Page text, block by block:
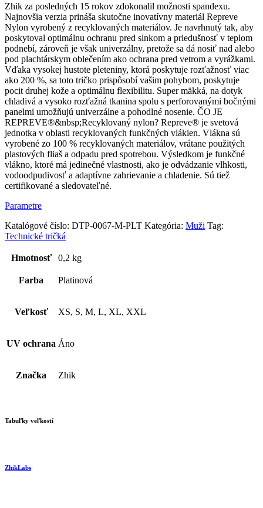
rukávom
platinová
Eco
Spandex
Zhik za posledných 15 rokov zdokonalil možnosti spandexu.
Najnovšia verzia prináša skutočne inovatívny materiál Repreve
Nylon vyrobený z recyklovaných materiálov. Je navrhnutý tak, aby
poskytoval optimálnu ochranu pred slnkom a priedušnosť v teplom
podnebí, zároveň je však univerzálny, pretože sa dá nosiť nad alebo
pod plachtárskym oblečením ako ochrana pred vetrom a vyrážkami.
Vďaka vysokej hustote pleteniny, ktorá poskytuje rozťažnosť viac
ako 200 %, sa toto tričko prispôsobí vašim pohybom, poskytuje
pocit druhej kože a optimálnu flexibilitu. Super mäkká, na dotyk
chladivá a vysoko rozťažná tkanina spolu s perforovanými bočnými
panelmi umožňujú univerzálne a pohodlné nosenie. ČO JE
REPREVE®&nbsp;Recyklovaný nylon? Repreve® je svetová
jednotka v oblasti recyklovaných funkčných vlákien. Vlákna sú
vyrobené zo 100 % recyklovaných materiálov, vrátane použitých
plastových fliaš a odpadu pred spotrebou. Výsledkom je funkčné
vlákno, ktoré má jedinečné vlastnosti, ako je odvádzanie vlhkosti,
vodoodpudivosť a adaptívne zahrievanie a chladenie. Sú tiež
certifikované a sledovateľné.
Parametre
Katalógové číslo: DTP-0067-M-PLT Kategória: Muži Tag:
Technické tričká
Hmotnosť 0,2 kg
Farba Platinová
Veľkosť XS, S, M, L, XL, XXL
UV ochrana Áno
Značka Zhik
Tabuľky veľkostí
ZhikLabs